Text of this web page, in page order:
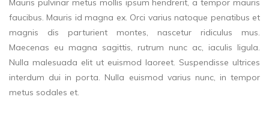
Mauris pulvinar metus mollis ipsum hendrerit, a tempor mauris
faucibus. Mauris id magna ex. Orci varius natoque penatibus et
magnis dis parturient montes, nascetur ridiculus mus.
Maecenas eu magna sagittis, rutrum nunc ac, iaculis ligula.
Nulla malesuada elit ut euismod laoreet. Suspendisse ultrices
interdum dui in porta. Nulla euismod varius nunc, in tempor
metus sodales et.